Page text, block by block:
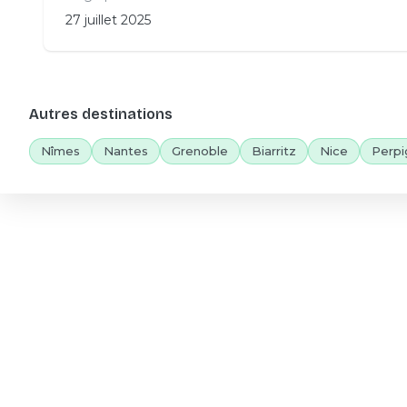
27 juillet 2025
Autres destinations
Nîmes Nantes Grenoble Biarritz Nice